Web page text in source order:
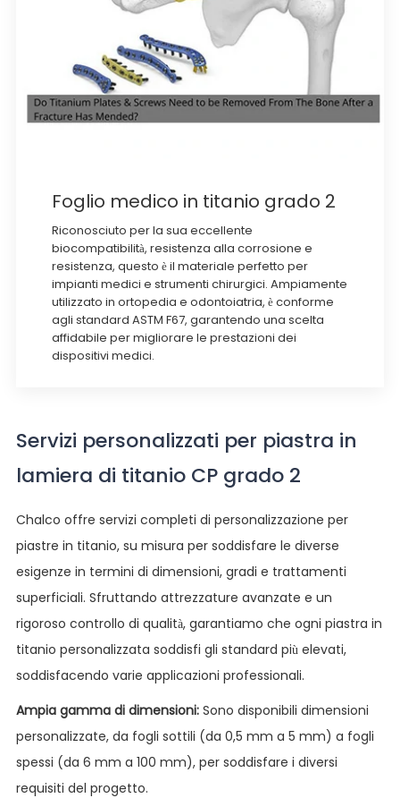
Foglio medico in titanio grado 2
Riconosciuto per la sua eccellente
biocompatibilità, resistenza alla corrosione e
resistenza, questo è il materiale perfetto per
impianti medici e strumenti chirurgici. Ampiamente
utilizzato in ortopedia e odontoiatria, è conforme
agli standard ASTM F67, garantendo una scelta
affidabile per migliorare le prestazioni dei
dispositivi medici.
Servizi personalizzati per piastra in
lamiera di titanio CP grado 2
Chalco offre servizi completi di personalizzazione per
piastre in titanio, su misura per soddisfare le diverse
esigenze in termini di dimensioni, gradi e trattamenti
superficiali. Sfruttando attrezzature avanzate e un
rigoroso controllo di qualità, garantiamo che ogni piastra in
titanio personalizzata soddisfi gli standard più elevati,
soddisfacendo varie applicazioni professionali.
Ampia gamma di dimensioni: Sono disponibili dimensioni
personalizzate, da fogli sottili (da 0,5 mm a 5 mm) a fogli
spessi (da 6 mm a 100 mm), per soddisfare i diversi
requisiti del progetto.